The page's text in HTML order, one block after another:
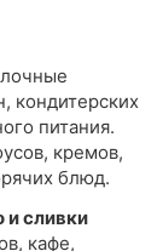
кондитерских
питания.
кремов,
блюд.
и сливки
кафе,